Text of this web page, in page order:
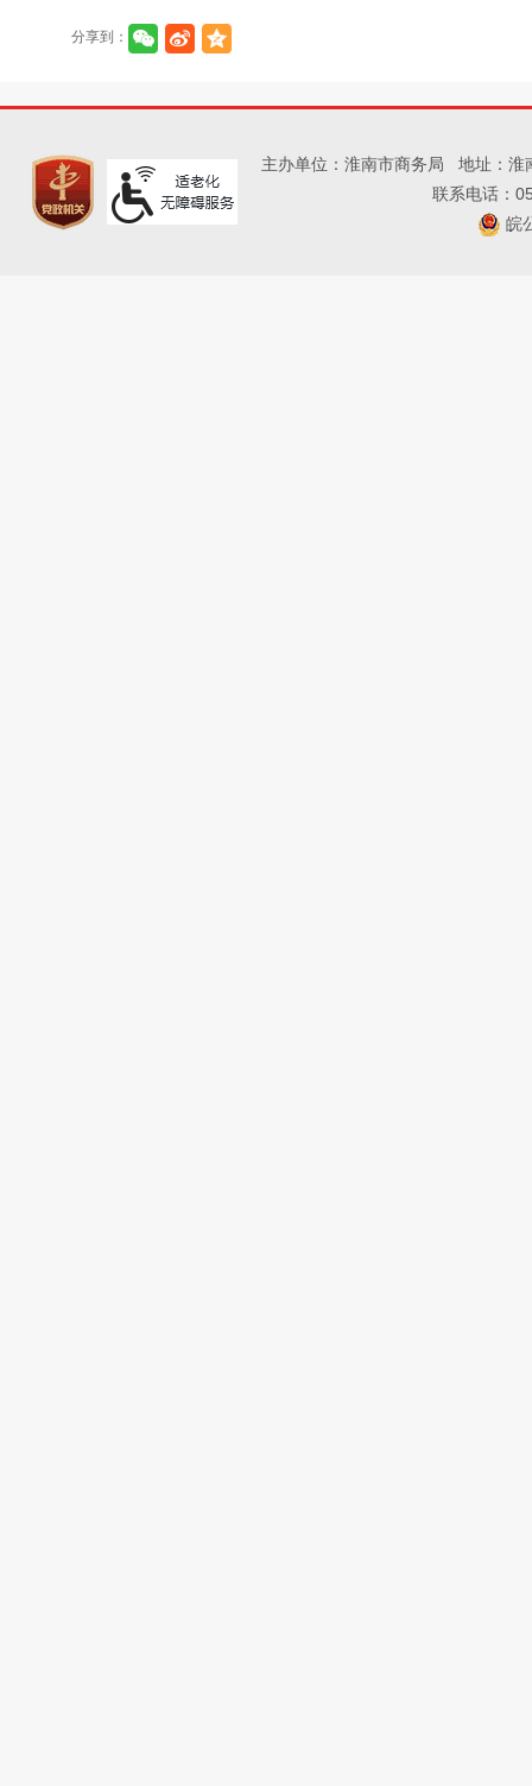
分享到：
主办单位：淮南市商务局
地址：淮
联系电话：
皖